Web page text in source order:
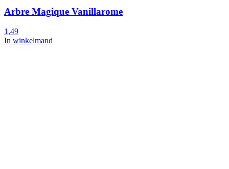
Arbre Magique Vanillarome
1,49
In winkelmand